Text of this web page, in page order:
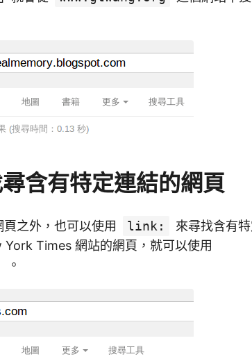
含有特定連結的網頁
之外，也可以使用 link:
來尋找含有
Times 網站的網頁，就可以使用
。